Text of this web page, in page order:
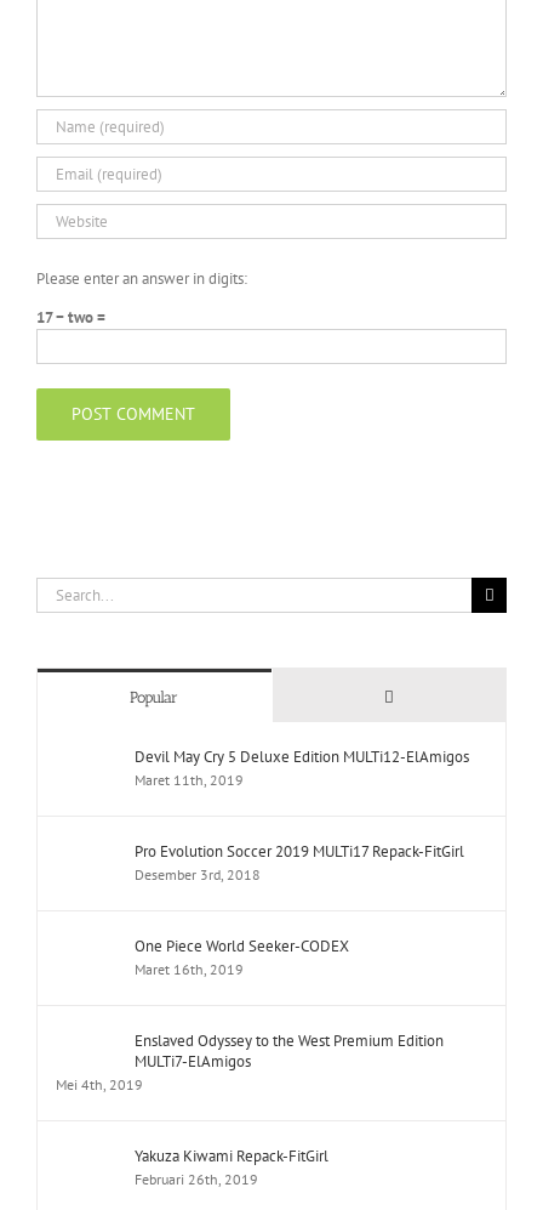
Please enter an answer in digits:
17 − two =
Search
for:
Popular Comments
Devil May Cry 5 Deluxe Edition MULTi12-ElAmigos
Maret 11th, 2019
Pro Evolution Soccer 2019 MULTi17 Repack-FitGirl
Desember 3rd, 2018
One Piece World Seeker-CODEX
Maret 16th, 2019
Enslaved Odyssey to the West Premium Edition
MULTi7-ElAmigos
Mei 4th, 2019
Yakuza Kiwami Repack-FitGirl
Februari 26th, 2019